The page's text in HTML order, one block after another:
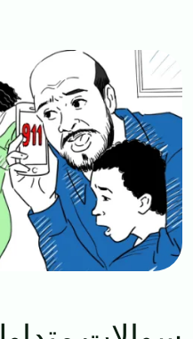
Image